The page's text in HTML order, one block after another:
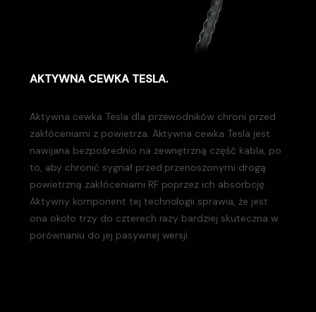
AKTYWNA CEWKA TESLA.
Aktywna cewka Tesla dla przewodników chroni przed
zakłóceniami z powietrza. Aktywna cewka Tesla jest
nawijana bezpośrednio na zewnętrzną część kabla, po
to, aby chronić sygnał przed przenoszonymi drogą
powietrzną zakłóceniami RF poprzez ich absorbcję.
Aktywny komponent tej technologii sprawia, że jest
ona około trzy do czterech razy bardziej skuteczna w
porównaniu do jej pasywnej wersji.